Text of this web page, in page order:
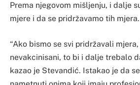
Prema njegovom mišljenju, i dalje
mjere i da se pridržavamo tih mjera.
“Ako bismo se svi pridržavali
nevakcinisani, to bi i dalje trebalo
kazao je Stevandić. Istakao je da